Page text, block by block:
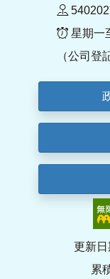
星期一
（公司登
更新
累